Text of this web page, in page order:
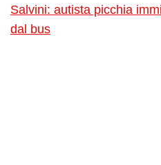
Salvini: autista picchia
dal bus